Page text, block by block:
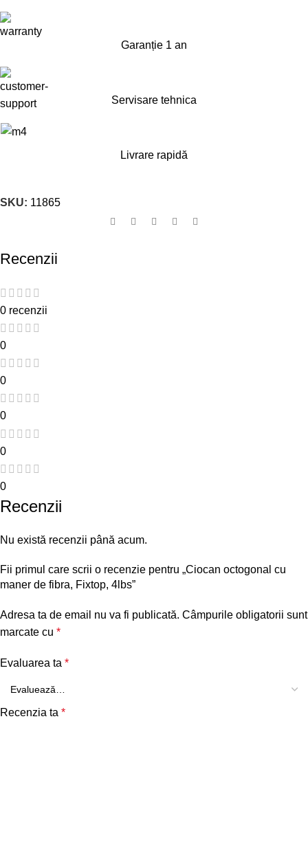
Garanție 1 an
Servisare tehnica
Livrare rapidă
SKU: 11865
Recenzii
0 recenzii
0
0
0
0
0
Recenzii
Nu există recenzii până acum.
Fii primul care scrii o recenzie pentru „Ciocan octogonal cu
maner de fibra, Fixtop, 4lbs”
Adresa ta de email nu va fi publicată. Câmpurile obligatorii sunt
marcate cu *
Evaluarea ta *
Recenzia ta *